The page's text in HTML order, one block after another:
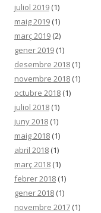
juliol 2019 (1)
maig 2019 (1)
març 2019 (2)
gener 2019 (1)
desembre 2018 (1)
novembre 2018 (1)
octubre 2018 (1)
juliol 2018 (1)
juny 2018 (1)
maig 2018 (1)
abril 2018 (1)
març 2018 (1)
febrer 2018 (1)
gener 2018 (1)
novembre 2017 (1)